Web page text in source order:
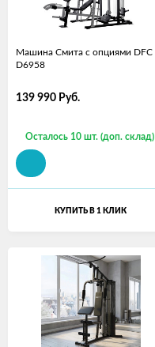
Машина Смита с опциями DFC
D6958
139 990 Руб.
Осталось 10 шт. (доп. склад)
КУПИТЬ В 1 КЛИК